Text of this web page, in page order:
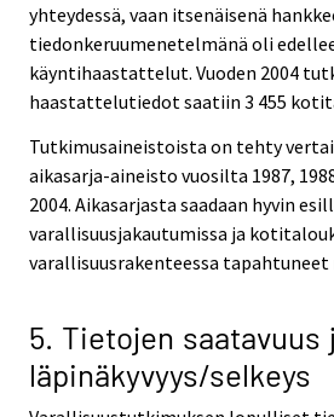
yhteydessä, vaan itsenäisenä
tiedonkeruumenetelmänä oli
käyntihaastattelut. Vuoden 2004
haastattelutiedot saatiin 3 455
Tutkimusaineistoista on tehty
aikasarja-aineisto vuosilta 1987,
2004. Aikasarjasta saadaan hyvin
varallisuusjakautumissa ja
varallisuusrakenteessa
5. Tietojen saatavuus
läpinäkyvyys/selkeys